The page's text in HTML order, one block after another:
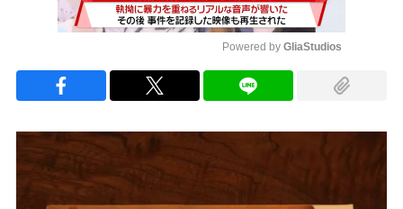
Powered by GliaStudios